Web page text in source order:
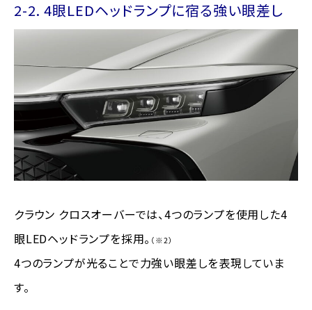
2-2. 4眼LEDヘッドランプに宿る強い眼差し
クラウン クロスオーバーでは、4つのランプを使用した4
眼LEDヘッドランプを採用。 （※2）
4つのランプが光ることで力強い眼差しを表現していま
す。